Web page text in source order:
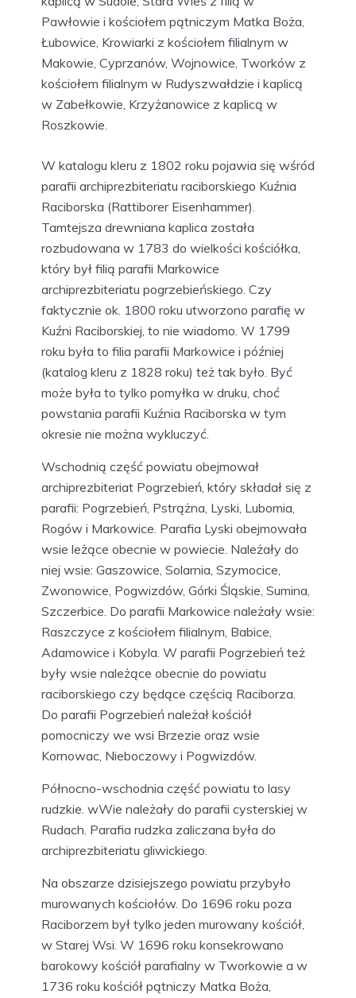
Pawłowie i kościołem pątniczym Matka Boża,
Łubowice, Krowiarki z kościołem filialnym w
Makowie, Cyprzanów, Wojnowice, Tworków z
kościołem filialnym w Rudyszwałdzie i kaplicą
w Zabełkowie, Krzyżanowice z kaplicą w
Roszkowie.
W katalogu kleru z 1802 roku pojawia się wśród
parafii archiprezbiteriatu raciborskiego Kuźnia
Raciborska (Rattiborer Eisenhammer).
Tamtejsza drewniana kaplica została
rozbudowana w 1783 do wielkości kościółka,
który był filią parafii Markowice
archiprezbiteriatu pogrzebieńskiego. Czy
faktycznie ok. 1800 roku utworzono parafię w
Kuźni Raciborskiej, to nie wiadomo. W 1799
roku była to filia parafii Markowice i później
(katalog kleru z 1828 roku) też tak było. Być
może była to tylko pomyłka w druku, choć
powstania parafii Kuźnia Raciborska w tym
okresie nie można wykluczyć.
Wschodnią część powiatu obejmował
archiprezbiteriat Pogrzebień, który składał się z
parafii: Pogrzebień, Pstrążna, Lyski, Lubomia,
Rogów i Markowice. Parafia Lyski obejmowała
wsie leżące obecnie w powiecie. Należały do
niej wsie: Gaszowice, Solarnia, Szymocice,
Zwonowice, Pogwizdów, Górki Śląskie, Sumina,
Szczerbice. Do parafii Markowice należały wsie:
Raszczyce z kościołem filialnym, Babice,
Adamowice i Kobyla. W parafii Pogrzebień też
były wsie należące obecnie do powiatu
raciborskiego czy będące częścią Raciborza.
Do parafii Pogrzebień należał kościół
pomocniczy we wsi Brzezie oraz wsie
Kornowac, Nieboczowy i Pogwizdów.
Północno-wschodnia część powiatu to lasy
rudzkie. wWie należały do parafii cysterskiej w
Rudach. Parafia rudzka zaliczana była do
archiprezbiteriatu gliwickiego.
Na obszarze dzisiejszego powiatu przybyło
murowanych kościołów. Do 1696 roku poza
Raciborzem był tylko jeden murowany kościół,
w Starej Wsi. W 1696 roku konsekrowano
barokowy kościół parafialny w Tworkowie a w
1736 roku kościół pątniczy Matka Boża,